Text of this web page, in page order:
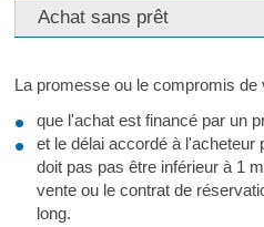
Achat sans prêt
La promesse ou le compromis de
que l'achat est financé par un
et le délai accordé à l'acheteur
doit pas pas être inférieur à 1
vente ou le contrat de
long.